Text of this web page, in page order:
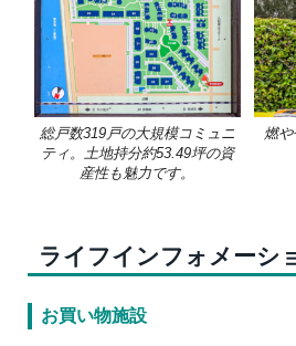
総戸数319戸の大規模コミュニ
ティ。土地持分約53.49坪の資
産性も魅力です。
燃
ライフインフォメーシ
お買い物施設